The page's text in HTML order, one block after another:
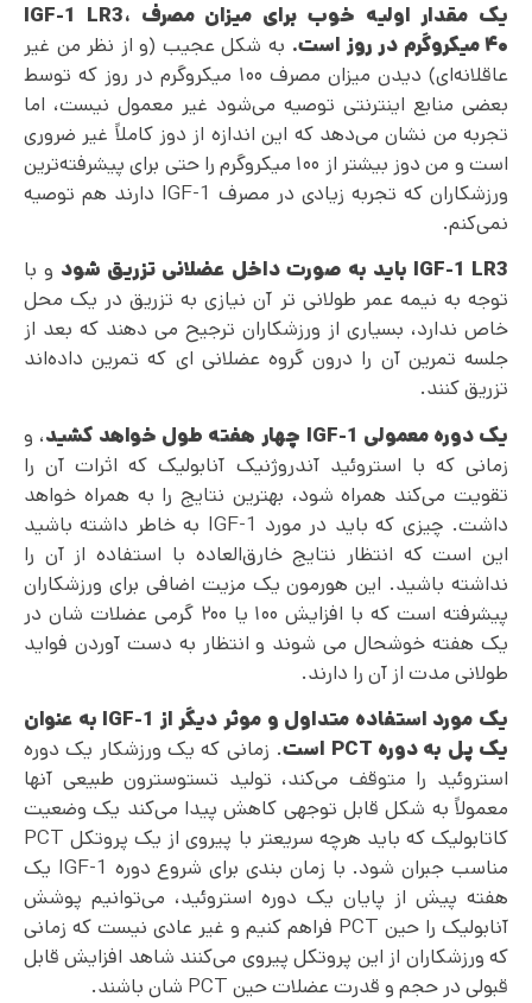
یک مقدار اولیه خوب برای میزان مصرف
IGF-1 LR3،
۴۰میکروگرم در روز است. به شکل عجیب (و از نظر من غیر
عاقلانه‌ای) دیدن میزان مصرف ۱۰۰ میکروگرم در روز که توسط
بعضی منابع اینترنتی توصیه می‌شود غیر معمول نیست، اما
تجربه من نشان می‌دهد که این اندازه از دوز کاملاً غیر ضروری
است و من دوز بیشتر از ۱۰۰ میکروگرم را حتی برای پیشرفته‌ترین
ورزشکاران که تجربه زیادی در مصرف IGF-1 دارند هم توصیه
نمی‌کنم.
IGF-1 LR3 باید به صورت داخل عضلانی تزریق شود و با
توجه به نیمه عمر طولانی تر آن نیازی به تزریق در یک محل
خاص ندارد، بسیاری از ورزشکاران ترجیح می دهند که بعد از
جلسه تمرین آن را درون گروه عضلانی ای که تمرین داده‌اند
تزریق کنند.
یک دوره معمولی IGF-1 چهار هفته طول خواهد کشید، و
زمانی که با استروئید آندروژنیک آنابولیک که اثرات آن را
تقویت می‌کند همراه شود، بهترین نتایج را به همراه خواهد
داشت. چیزی که باید در مورد IGF-1 به خاطر داشته باشید
این است که انتظار نتایج خارق‌العاده با استفاده از آن را
نداشته باشید. این هورمون یک مزیت اضافی برای ورزشکاران
پیشرفته است که با افزایش ۱۰۰ یا ۲۰۰ گرمی عضلات شان در
یک هفته خوشحال می شوند و انتظار به دست آوردن فواید
طولانی مدت از آن را دارند.
یک مورد استفاده متداول و موثر دیگر از IGF-1 به عنوان
یک پل به دوره PCT است. زمانی که یک ورزشکار یک دوره
استروئید را متوقف می‌کند، تولید تستوسترون طبیعی آنها
معمولاً به شکل قابل توجهی کاهش پیدا می‌کند یک وضعیت
کاتابولیک که باید هرچه سریعتر با پیروی از یک پروتکل PCT
مناسب جبران شود. با زمان بندی برای شروع دوره IGF-1 یک
هفته پیش از پایان یک دوره استروئید، می‌توانیم پوشش
آنابولیک را حین PCT فراهم کنیم و غیر عادی نیست که زمانی
که ورزشکاران از این پروتکل پیروی می‌کنند شاهد افزایش قابل
قبولی در حجم و قدرت عضلات حین PCT شان باشند.